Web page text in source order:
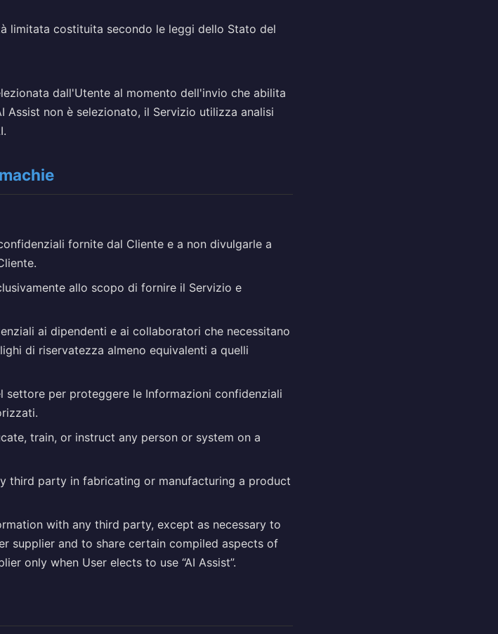
limitata costituita secondo le leggi dello Stato del
dall'Utente al momento dell'invio che abilita
non è selezionato, il Servizio utilizza analisi
fornite dal Cliente e a non divulgarle a
allo scopo di fornire il Servizio e
ai dipendenti e ai collaboratori che necessitano
di riservatezza almeno equivalenti a quelli
settore per proteggere le Informazioni confidenziali
train, or instruct any person or system on a
third party in fabricating or manufacturing a product
with any third party, except as necessary to
supplier and to share certain compiled aspects of
only when User elects to use “AI Assist”.